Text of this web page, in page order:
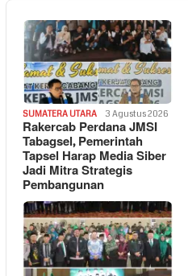
SUMATERA UTARA 3 Agustus 2026
Rakercab Perdana JMSI
Tabagsel, Pemerintah
Tapsel Harap Media Siber
Jadi Mitra Strategis
Pembangunan